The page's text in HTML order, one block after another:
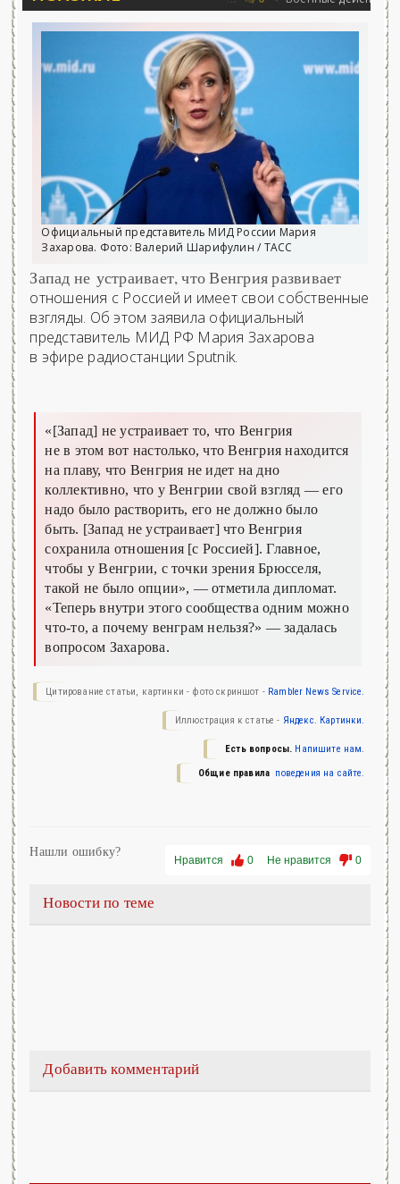
Официальный представитель МИД России Мария
Захарова. Фото: Валерий Шарифулин / ТАСС
Запад не устраивает, что Венгрия развивает
отношения с Россией и имеет свои собственные
взгляды. Об этом заявила официальный
представитель МИД РФ Мария Захарова
в эфире радиостанции Sputnik.
«[Запад] не устраивает то, что Венгрия
не в этом вот настолько, что Венгрия находится
на плаву, что Венгрия не идет на дно
коллективно, что у Венгрии свой взгляд — его
надо было растворить, его не должно было
быть. [Запад не устраивает] что Венгрия
сохранила отношения [с Россией]. Главное,
чтобы у Венгрии, с точки зрения Брюсселя,
такой не было опции», — отметила дипломат.
«Теперь внутри этого сообщества одним можно
что-то, а почему венграм нельзя?» — задалась
вопросом Захарова.
Цитирование статьи, картинки - фото скриншот - Rambler News Service.
Иллюстрация к статье - Яндекс. Картинки.
Есть вопросы. Напишите нам.
Общие правила поведения на сайте.
Нравится 0 Не нравится 0
Нашли ошибку?
Новости по теме
Добавить комментарий